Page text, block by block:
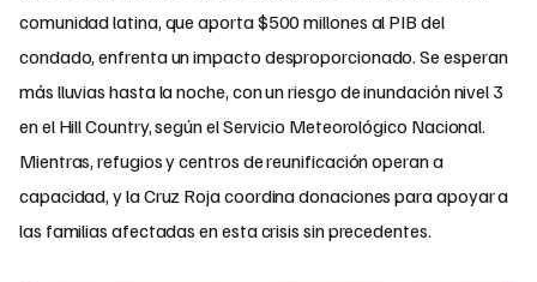
comunidad latina, que aporta $500 millones al PIB del
condado, enfrenta un impacto desproporcionado. Se esperan
más lluvias hasta la noche, con un riesgo de inundación nivel 3
en el Hill Country, según el Servicio Meteorológico Nacional.
Mientras, refugios y centros de reunificación operan a
capacidad, y la Cruz Roja coordina donaciones para apoyar a
las familias afectadas en esta crisis sin precedentes.